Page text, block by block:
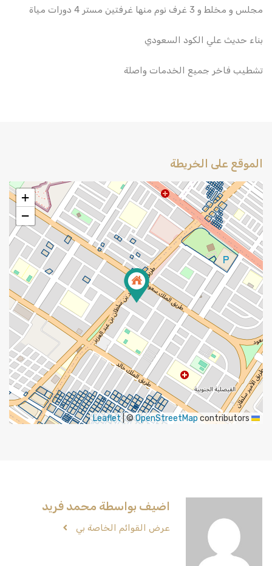
مجلس و مخلط و 3 غرف نوم منها غرفتين مستر 4 دورات مياة
بناء حديث علي الكود السعودي
تشطيب فاخر جميع الخدمات واصلة
الموقع على الخريطة
+
−
|©OpenStreetMap contributors
اضيف بواسطة محمد فريد
عرض القوائم الخاصة بي